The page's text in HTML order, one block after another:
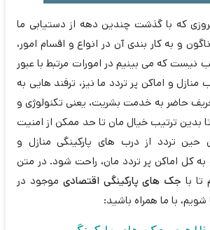
که با گذشت چندین دهه از دستیابی ما
و به کار بندی آن در انواع و اقسام امور،
که می بینیم در امورات مرتبط با عبور
منازل و اماکن پر تردد ما نیز، ترفند هایی به
حاضر به خدمت بشریت، یعنی تکنولوژی و
بدین ترتیب خیال مان تا حد ممکن از امنیت
حین تردد از درب های پارکینگی منازل و
کل اماکن پر تردد مان، راحت شود. در متن
با جک های پارکینگی اقتصادی موجود در
شویم، با ما همراه باشید: